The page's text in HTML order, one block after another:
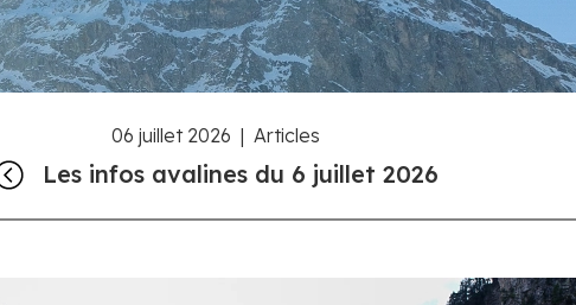
06 juillet 2026 | Articles
Les infos avalines du 6 juillet 2026